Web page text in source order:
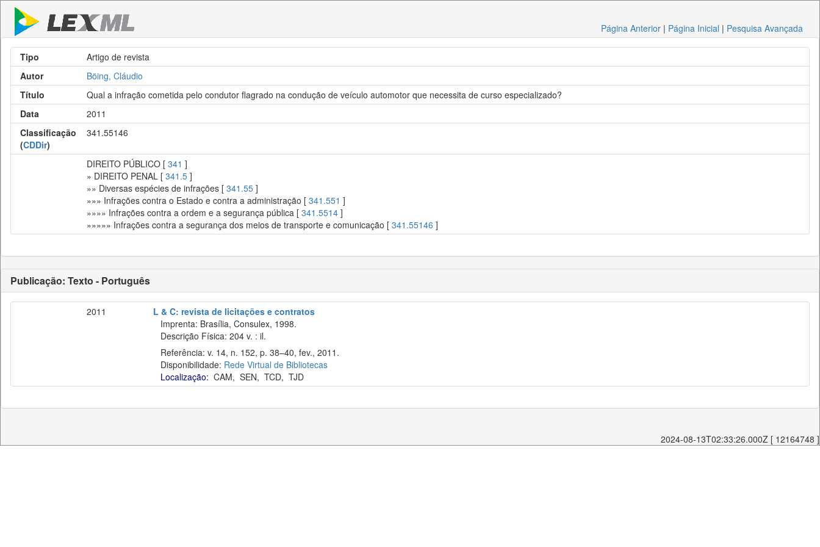
Página Anterior | Página Inicial | Pesquisa Avançada
Tipo
Artigo de revista
Autor
Böing, Cláudio
Título
Qual a infração cometida pelo condutor flagrado na condução de veículo automotor que necessita de curso especializado?
Data
2011
Classificação
(CDDir)
341.55146
DIREITO PÚBLICO [ 341 ]
» DIREITO PENAL [ 341.5 ]
»» Diversas espécies de infrações [ 341.55 ]
»»» Infrações contra o Estado e contra a administração [ 341.551 ]
»»»» Infrações contra a ordem e a segurança pública [ 341.5514 ]
»»»»» Infrações contra a segurança dos meios de transporte e comunicação [ 341.55146 ]
Publicação: Texto - Português
2011
L & C: revista de licitações e contratos
Imprenta: Brasília, Consulex, 1998.
Descrição Física: 204 v. : il.
Referência: v. 14, n. 152, p. 38–40, fev., 2011.
Disponibilidade: Rede Virtual de Bibliotecas
Localização: CAM, SEN, TCD, TJD
2024-08-13T02:33:26.000Z [ 12164748 ]